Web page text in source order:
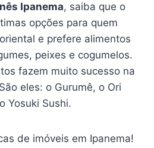
Ipanema, saiba que o
opções para quem
e prefere alimentos
peixes e cogumelos.
fazem muito sucesso na
eles: o Gurumê, o Ori
Yosuki Sushi.
de imóveis em Ipanema!